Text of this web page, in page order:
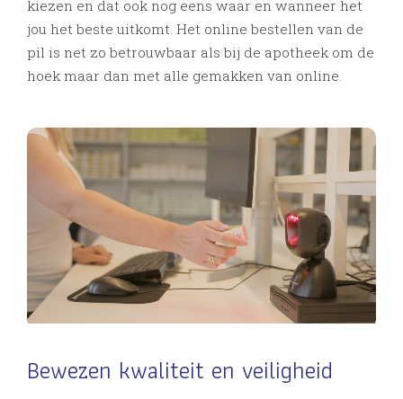
kiezen en dat ook nog eens waar en wanneer het
jou het beste uitkomt. Het online bestellen van de
pil is net zo betrouwbaar als bij de apotheek om de
hoek maar dan met alle gemakken van online.
Bewezen kwaliteit en veiligheid